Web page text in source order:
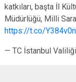
katkıları, başta İl
Müdürlüğü, Milli
https://t.co/
— TC İstanbul